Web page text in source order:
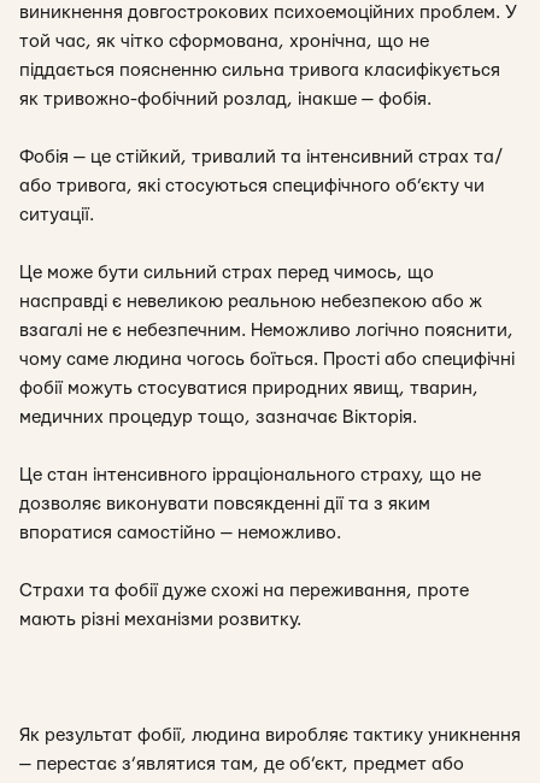
виникнення довгострокових психоемоційних проблем. У
той час, як чітко сформована, хронічна, що не
піддається поясненню сильна тривога класифікується
як тривожно-фобічний розлад, інакше — фобія.
Фобія — це стійкий, тривалий та інтенсивний страх та/
або тривога, які стосуються специфічного об’єкту чи
ситуації.
Це може бути сильний страх перед чимось, що
насправді є невеликою реальною небезпекою або ж
взагалі не є небезпечним. Неможливо логічно пояснити,
чому саме людина чогось боїться. Прості або специфічні
фобії можуть стосуватися природних явищ, тварин,
медичних процедур тощо, зазначає Вікторія.
Це стан інтенсивного ірраціонального страху, що не
дозволяє виконувати повсякденні дії та з яким
впоратися самостійно — неможливо.
Страхи та фобії дуже схожі на переживання, проте
мають різні механізми розвитку.
Як результат фобії, людина виробляє тактику уникнення
— перестає з’являтися там, де об’єкт, предмет або